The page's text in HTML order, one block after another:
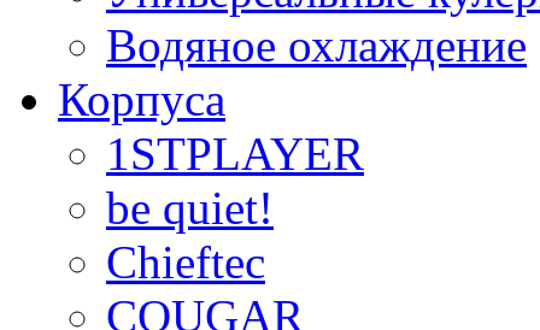
Водяное охлаждение
Корпуса
1STPLAYER
be quiet!
Chieftec
COUGAR